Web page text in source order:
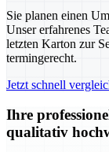
Sie planen einen
Unser erfahrenes
letzten Karton zur
termingerecht.
Jetzt schnell
Ihre
qualitativ